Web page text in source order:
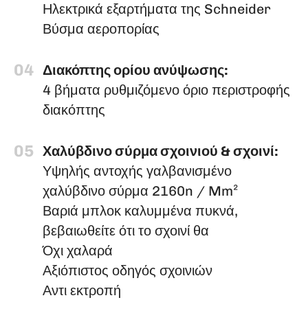
Ηλεκτρικά εξαρτήματα της Schneider
Βύσμα αεροπορίας
04 Διακόπτης ορίου ανύψωσης:
4 βήματα ρυθμιζόμενο όριο περιστροφής
διακόπτης
05 Χαλύβδινο σύρμα σχοινιού & σχοινί:
Υψηλής αντοχής γαλβανισμένο
χαλύβδινο σύρμα 2160n / Mm²
Βαριά μπλοκ καλυμμένα πυκνά,
βεβαιωθείτε ότι το σχοινί θα
Όχι χαλαρά
Αξιόπιστος οδηγός σχοινιών
Αντι εκτροπή